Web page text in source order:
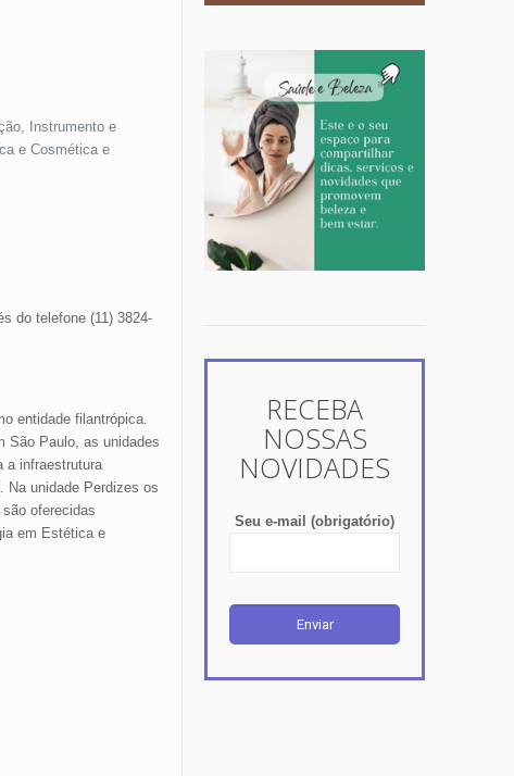
Instrumento e
e Cosmética e
do telefone (11) 3824-
entidade filantrópica.
São Paulo, as unidades
a infraestrutura
Na unidade Perdizes os
oferecidas
em Estética e
RECEBA
NOSSAS
NOVIDADES
Seu e-mail (obrigatório)